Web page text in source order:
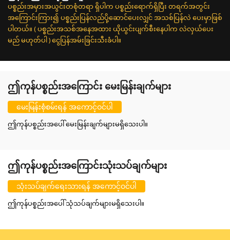
ပစ္စည်းအမှားအယွင်းတစုံတရာ ရှိပါက ပစ္စည်းရောက်ရှိပြီး တရက်အတွင်း
အကြောင်းကြား၍ ပစ္စည်းပြန်လည်ပို့ဆောင်ပေးလျှင် အသစ်ပြန်လဲ ပေးမှာဖြစ်
ပါတယ်။ ( ပစ္စည်းအသစ်အနေအထား ယိုယွင်းပျက်စီးနေပါက လဲလှယ်ပေး
မည် မဟုတ်ပါ ) ငွေပြန်အမ်းခြင်းသီးခံပါ။
ဤကုန်ပစ္စည်းအကြောင်း မေးမြန်းချက်များ
မေးမြန်းစုံစမ်းရန် အကောင့်ဝင်ပါ
ဤကုန်ပစ္စည်းအပေါ် မေးမြန်းချက်များမရှိသေးပါ။
ဤကုန်ပစ္စည်းအကြောင်းသုံးသပ်ချက်များ
သုံးသပ်ချက်ရေးသားရန် အကောင့်ဝင်ပါ
ဤကုန်ပစ္စည်းအပေါ် သုံသပ်ချက်များမရှိသေးပါ။